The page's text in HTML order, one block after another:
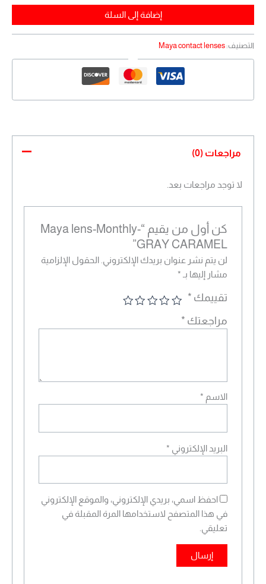
إضافة إلى السلة
التصنيف: Maya contact lenses
مراجعات (0)
لا توجد مراجعات بعد.
كن أول من يقيم “Maya lens-Monthly-
GRAY CARAMEL”
لن يتم نشر عنوان بريدك الإلكتروني.
الحقول الإلزامية
مشار إليها بـ *
تقييمك *
مراجعتك *
الاسم *
البريد الإلكتروني *
احفظ اسمي، بريدي الإلكتروني، والموقع الإلكتروني
في هذا المتصفح لاستخدامها المرة المقبلة في
تعليقي.